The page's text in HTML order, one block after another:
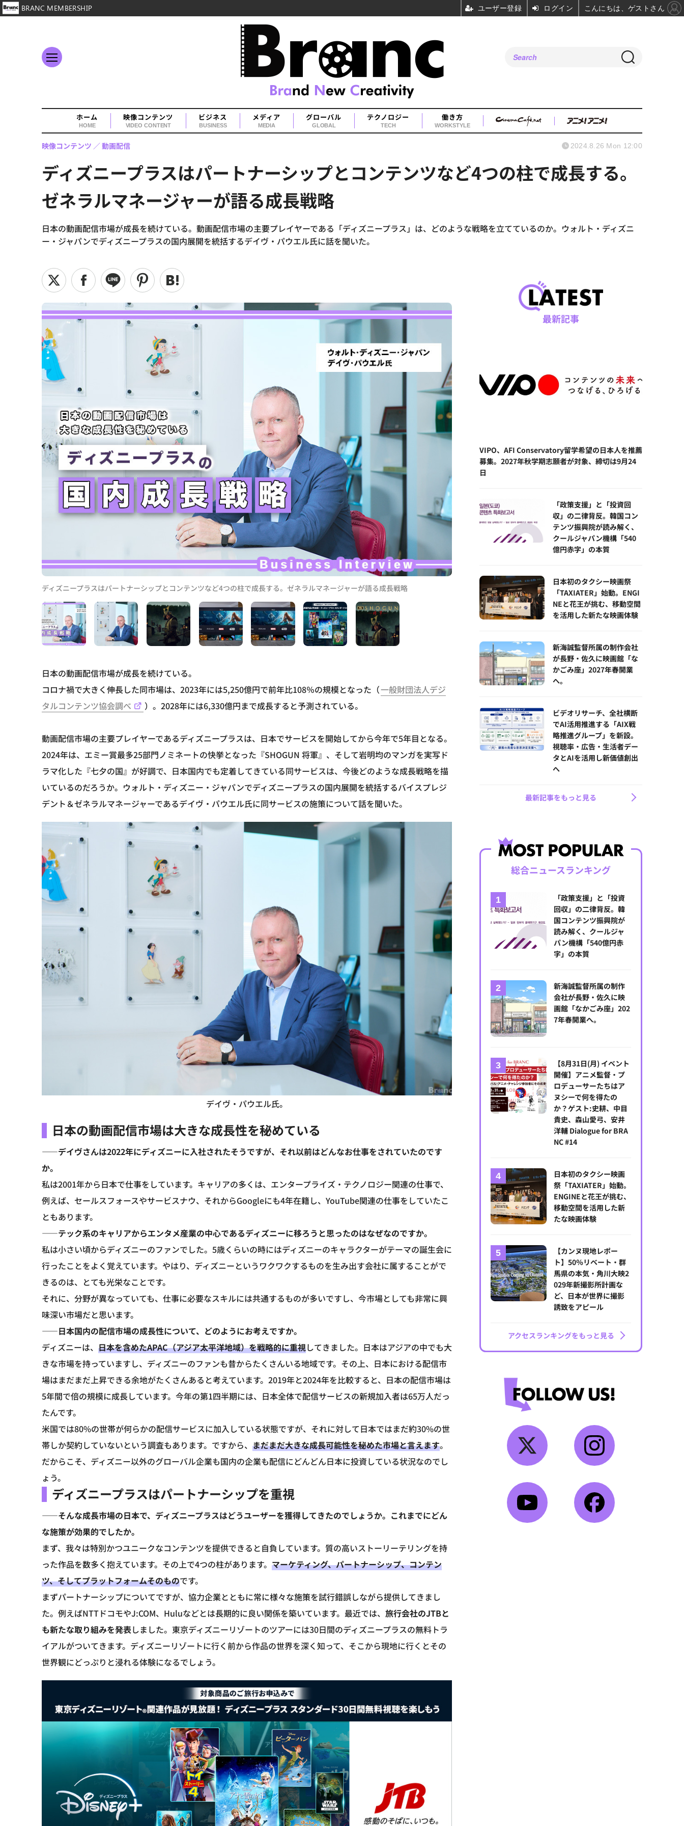
ホーム
HOME
映像コンテンツ
VIDEO CONTENT
ビジネス
BUSINESS
メディア
MEDIA
グローバル
GLOBAL
テクノロジー
TECH
働き方
WORKSTYLE
ディズニープラスはパートナーシップとコンテンツなど4つの柱で成長する。
ゼネラルマネージャーが語る成長戦略
日本の動画配信市場が成長を続けている。動画配信市場の主要プレイヤーである「ディズニープラス」は、どのような戦略を立てているのか。ウォルト・ディズニ
ー・ジャパンでディズニープラスの国内展開を統括するデイヴ・パウエル氏に話を聞いた。
映像コンテンツ 動画配信 2024.8.26 Mon 12:00
ディズニープラスはパートナーシップとコンテンツなど4つの柱で成長する。ゼネラルマネージャーが語る成長戦略
日本の動画配信市場が成長を続けている。
コロナ禍で大きく伸長した同市場は、2023年には5,250億円で前年比108％の規模となった（一般財団法人デジ
タルコンテンツ協会調べ
）。2028年には6,330億円まで成長すると予測されている。
動画配信市場の主要プレイヤーであるディズニープラスは、日本でサービスを開始してから今年で5年目となる。
2024年は、エミー賞最多25部門ノミネートの快挙となった『SHOGUN 将軍』、そして岩明均のマンガを実写ド
ラマ化した『七夕の国』が好調で、日本国内でも定着してきている同サービスは、今後どのような成長戦略を描
いているのだろうか。ウォルト・ディズニー・ジャパンでディズニープラスの国内展開を統括するバイスプレジ
デント＆ゼネラルマネージャーであるデイヴ・パウエル氏に同サービスの施策について話を聞いた。
デイヴ・パウエル氏。
日本の動画配信市場は大きな成長性を秘めている
――デイヴさんは2022年にディズニーに入社されたそうですが、それ以前はどんなお仕事をされていたのです
か。
私は2001年から日本で仕事をしています。キャリアの多くは、エンタープライズ・テクノロジー関連の仕事で、
例えば、セールスフォースやサービスナウ、それからGoogleにも4年在籍し、YouTube関連の仕事をしていたこ
ともあります。
――テック系のキャリアからエンタメ産業の中心であるディズニーに移ろうと思ったのはなぜなのですか。
私は小さい頃からディズニーのファンでした。5歳くらいの時にはディズニーのキャラクターがテーマの誕生会に
行ったことをよく覚えています。やはり、ディズニーというワクワクするものを生み出す会社に属することがで
きるのは、とても光栄なことです。
それに、分野が異なっていても、仕事に必要なスキルには共通するものが多いですし、今市場としても非常に興
味深い市場だと思います。
――日本国内の配信市場の成長性について、どのようにお考えですか。
ディズニーは、 日本を含めたAPAC（アジア太平洋地域）を戦略的に重視してきました。日本はアジアの中でも大
きな市場を持っていますし、ディズニーのファンも昔からたくさんいる地域です。その上、日本における配信市
場はまだまだ上昇できる余地がたくさんあると考えています。2019年と2024年を比較すると、日本の配信市場は
5年間で倍の規模に成長しています。今年の第1四半期には、日本全体で配信サービスの新規加入者は65万人だっ
たんです。
米国では80%の世帯が何らかの配信サービスに加入している状態ですが、それに対して日本ではまだ約30%の世
帯しか契約していないという調査もあります。ですから、 まだまだ大きな成長可能性を秘めた市場と言えます。
だからこそ、ディズニー以外のグローバル企業も国内の企業も配信にどんどん日本に投資している状況なのでし
ょう。
ディズニープラスはパートナーシップを重視
――そんな成長市場の日本で、ディズニープラスはどうユーザーを獲得してきたのでしょうか。これまでにどん
な施策が効果的でしたか。
まず、我々は特別かつユニークなコンテンツを提供できると自負しています。質の高いストーリーテリングを持
った作品を数多く抱えています。その上で4つの柱があります。 マーケティング、パートナーシップ、コンテン
ツ、そしてプラットフォームそのものです。
まずパートナーシップについてですが、協力企業とともに常に様々な施策を試行錯誤しながら提供してきまし
た。例えばNTTドコモやJ:COM、Huluなどとは長期的に良い関係を築いています。最近では、 旅行会社のJTBと
も新たな取り組みを発表しました。東京ディズニーリゾートのツアーには30日間のディズニープラスの無料トラ
イアルがついてきます。ディズニーリゾートに行く前から作品の世界を深く知って、そこから現地に行くとその
世界観にどっぷりと浸れる体験になるでしょう。
最新記事
VIPO、AFI Conservatory留学希望の日本人を推薦
募集。2027年秋学期志願者が対象、締切は9月24
日
「政策支援」と「投資回
収」の二律背反。韓国コン
テンツ振興院が読み解く、
クールジャパン機構「540
億円赤字」の本質
日本初のタクシー映画祭
「TAXIATER」始動。ENGI
NEと花王が挑む、移動空間
を活用した新たな映画体験
新海誠監督所属の制作会社
が長野・佐久に映画館「な
かごみ座」2027年春開業
へ。
ビデオリサーチ、全社横断
でAI活用推進する「AIX戦
略推進グループ」を新設。
視聴率・広告・生活者デー
タとAIを活用し新価値創出
へ
最新記事をもっと見る
総合ニュースランキング
「政策支援」と「投資
回収」の二律背反。韓
国コンテンツ振興院が
読み解く、クールジャ
パン機構「540億円赤
字」の本質
新海誠監督所属の制作
会社が長野・佐久に映
画館「なかごみ座」202
7年春開業へ。
【8月31日(月) イベント
開催】アニメ監督・プ
ロデューサーたちはア
ヌシーで何を得たの
か？ゲスト:史耕、中目
貴史、森山愛弓、安井
洋輔 Dialogue for BRA
NC #14
日本初のタクシー映画
祭「TAXIATER」始動。
ENGINEと花王が挑む、
移動空間を活用した新
たな映画体験
【カンヌ現地レポー
ト】50％リベート・群
馬県の本気・角川大映2
029年新撮影所計画な
ど、日本が世界に撮影
誘致をアピール
アクセスランキングをもっと見る
BRANC MEMBERSHIP ユーザー登録 ログイン こんにちは、ゲストさん